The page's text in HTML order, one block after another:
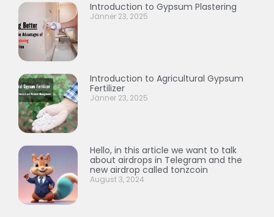
Introduction to Gypsum Plastering
Jänner 23, 2025
Introduction to Agricultural Gypsum
Fertilizer
Jänner 23, 2025
Hello, in this article we want to talk
about airdrops in Telegram and the
new airdrop called tonzcoin
August 3, 2024